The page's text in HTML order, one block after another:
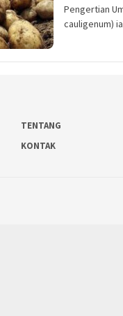
Pengertian
cauligenum)
TENTANG
KONTAK